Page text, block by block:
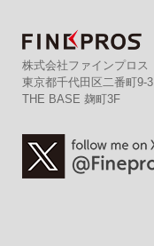
株式会社ファインプロス
東京都千代田区二番町9-3
THE BASE 麹町3F